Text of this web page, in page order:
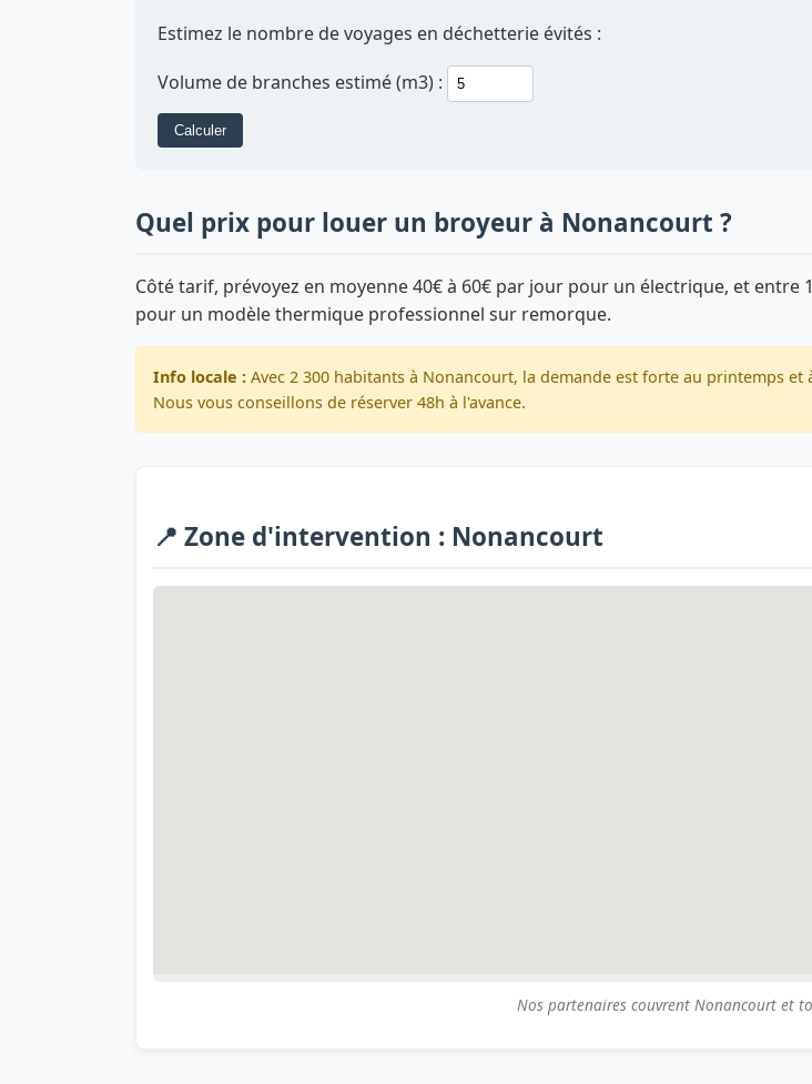
Estimez le nombre de voyages en déchetterie évités :
Volume de branches estimé (m3) :
Calculer
Quel prix pour louer un broyeur à Nonancourt ?
Côté tarif, prévoyez en moyenne 40€ à 60€ par jour pour un électrique, et entre
pour un modèle thermique professionnel sur remorque.
Info locale : Avec 2 300 habitants à Nonancourt, la demande est forte au printemps et
Nous vous conseillons de réserver 48h à l'avance.
📍 Zone d'intervention : Nonancourt
Nos partenaires couvrent Nonancourt et